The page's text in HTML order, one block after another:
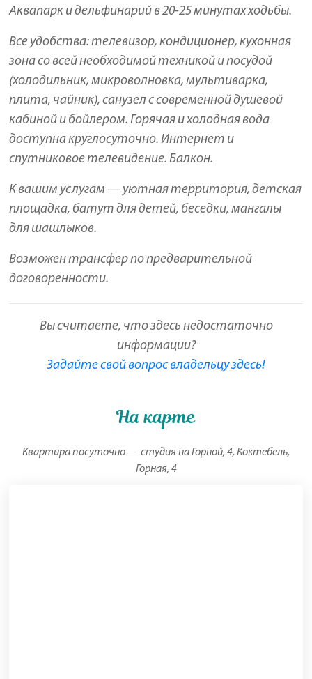
Аквапарк и дельфинарий в 20-25 минутах ходьбы.
Все удобства: телевизор, кондиционер, кухонная
зона со всей необходимой техникой и посудой
(холодильник, микроволновка, мультиварка,
плита, чайник), санузел с современной душевой
кабиной и бойлером. Горячая и холодная вода
доступна круглосуточно. Интернет и
спутниковое телевидение. Балкон.
К вашим услугам — уютная территория, детская
площадка, батут для детей, беседки, мангалы
для шашлыков.
Возможен трансфер по предварительной
договоренности.
Вы считаете, что здесь недостаточно
информации?
Задайте свой вопрос владельцу здесь!
На карте
Квартира посуточно — студия на Горной, 4, Коктебель,
Горная, 4